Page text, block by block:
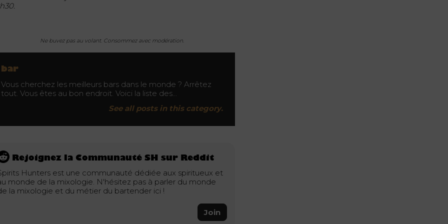
Ne buvez pas au volant. Consommez avec modération.
bar
Vous cherchez les meilleurs bars dans le monde ? Arrêtez
tout. Vous êtes au bon endroit. Voici la liste des…
See all posts in this category.
Rejoignez la Communauté SH sur Reddit
Hunters est une communauté dédiée aux spiritueux et
monde de la mixologie. N'hésitez pas à parler du monde
la mixologie et du métier du bartender ici !
Join